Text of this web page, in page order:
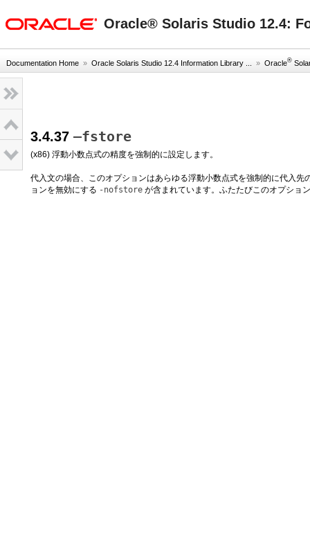
Oracle® Solaris Studio 12.4:
Documentation Home » Oracle Solaris Studio 12.4 Information Library ... » Oracle®
3.4.37 –fstore
(x86) 浮動小数点式の精度を強制的に設定します。
代入文の場合、このオプションはあらゆる浮動小数点式を強制的に代入
ョンを無効にする -nofstore が含まれています。ふたたびこのオプショ